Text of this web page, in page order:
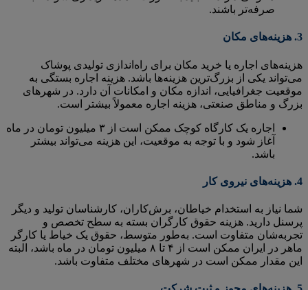
صرفه‌تر باشند.
3. هزینه‌های مکان
هزینه‌های اجاره یا خرید مکان برای راه‌اندازی تولیدی پوشاک
می‌تواند یکی از بزرگ‌ترین هزینه‌ها باشد. هزینه اجاره بستگی به
موقعیت جغرافیایی، اندازه مکان و امکانات آن دارد. در شهرهای
بزرگ و مناطق صنعتی، هزینه اجاره معمولاً بیشتر است.
اجاره یک کارگاه کوچک ممکن است از ۳ میلیون تومان در ماه
آغاز شود و با توجه به موقعیت، این هزینه می‌تواند بیشتر
باشد.
4. هزینه‌های نیروی کار
شما نیاز به استخدام خیاطان، برش‌کاران، کارشناسان تولید و دیگر
پرسنل دارید. هزینه حقوق کارگران بسته به سطح تخصص و
تجربه‌شان متفاوت است. به‌طور متوسط، حقوق یک خیاط یا کارگر
ماهر در ایران ممکن است از ۴ تا ۸ میلیون تومان در ماه باشد، البته
این مقدار ممکن است در شهرهای مختلف متفاوت باشد.